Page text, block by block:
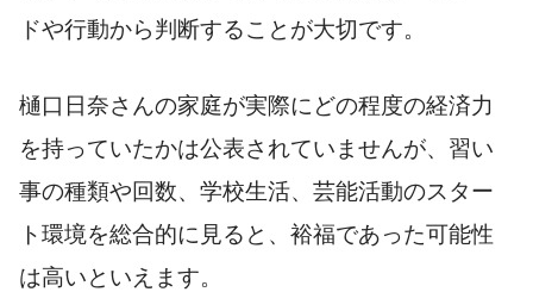
ドや行動から判断することが大切です。
樋口日奈さんの家庭が実際にどの程度の経済力
を持っていたかは公表されていませんが、習い
事の種類や回数、学校生活、芸能活動のスター
ト環境を総合的に見ると、裕福であった可能性
は高いといえます。